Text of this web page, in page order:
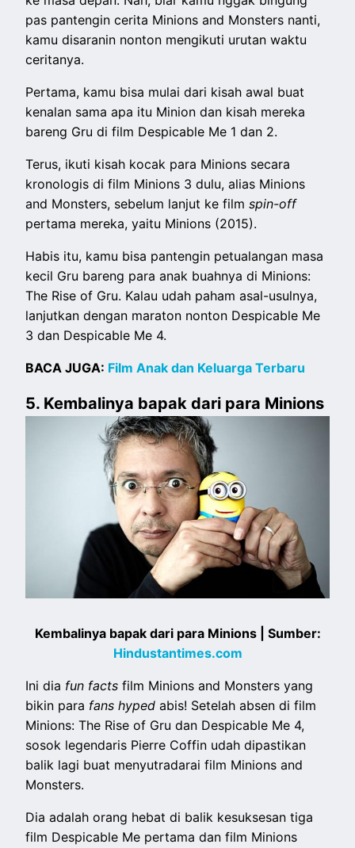
pas pantengin cerita Minions and Monsters nanti,
kamu disaranin nonton mengikuti urutan waktu
ceritanya.
Pertama, kamu bisa mulai dari kisah awal buat
kenalan sama apa itu Minion dan kisah mereka
bareng Gru di film Despicable Me 1 dan 2.
Terus, ikuti kisah kocak para Minions secara
kronologis di film Minions 3 dulu, alias Minions
and Monsters, sebelum lanjut ke film spin-off
pertama mereka, yaitu Minions (2015).
Habis itu, kamu bisa pantengin petualangan masa
kecil Gru bareng para anak buahnya di Minions:
The Rise of Gru. Kalau udah paham asal-usulnya,
lanjutkan dengan maraton nonton Despicable Me
3 dan Despicable Me 4.
BACA JUGA: Film Anak dan Keluarga Terbaru
5. Kembalinya bapak dari para Minions
Kembalinya bapak dari para Minions | Sumber:
Hindustantimes.com
Ini dia fun factsfilm Minions and Monsters yang
bikin para fans hypedabis! Setelah absen di film
Minions: The Rise of Gru dan Despicable Me 4,
sosok legendaris Pierre Coffin udah dipastikan
balik lagi buat menyutradarai film Minions and
Monsters.
Dia adalah orang hebat di balik kesuksesan tiga
film Despicable Me pertama dan film Minions